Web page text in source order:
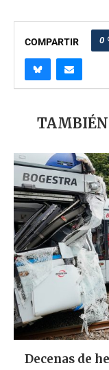
COMPARTIR 0
TAMBIÉN
Decenas de